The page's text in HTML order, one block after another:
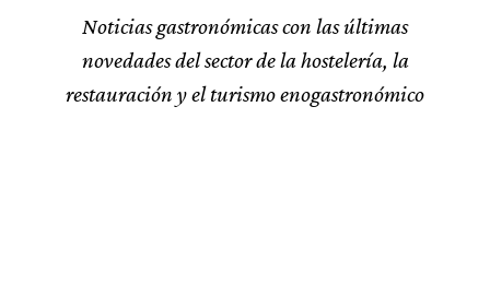
Noticias gastronómicas con las últimas
novedades del sector de la hostelería, la
restauración y el turismo enogastronómico